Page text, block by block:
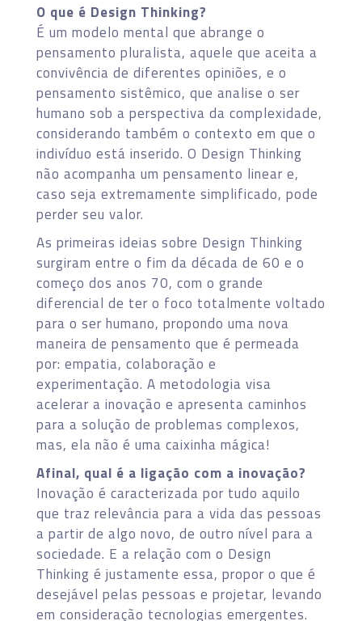
O que é Design Thinking?
É um modelo mental que abrange o
pensamento pluralista, aquele que aceita a
convivência de diferentes opiniões, e o
pensamento sistêmico, que analise o ser
humano sob a perspectiva da complexidade,
considerando também o contexto em que o
indivíduo está inserido. O Design Thinking
não acompanha um pensamento linear e,
caso seja extremamente simplificado, pode
perder seu valor.
As primeiras ideias sobre Design Thinking
surgiram entre o fim da década de 60 e o
começo dos anos 70, com o grande
diferencial de ter o foco totalmente voltado
para o ser humano, propondo uma nova
maneira de pensamento que é permeada
por: empatia, colaboração e
experimentação. A metodologia visa
acelerar a inovação e apresenta caminhos
para a solução de problemas complexos,
mas, ela não é uma caixinha mágica!
Afinal, qual é a ligação com a inovação?
Inovação é caracterizada por tudo aquilo
que traz relevância para a vida das pessoas
a partir de algo novo, de outro nível para a
sociedade. E a relação com o Design
Thinking é justamente essa, propor o que é
desejável pelas pessoas e projetar, levando
em consideração tecnologias emergentes.